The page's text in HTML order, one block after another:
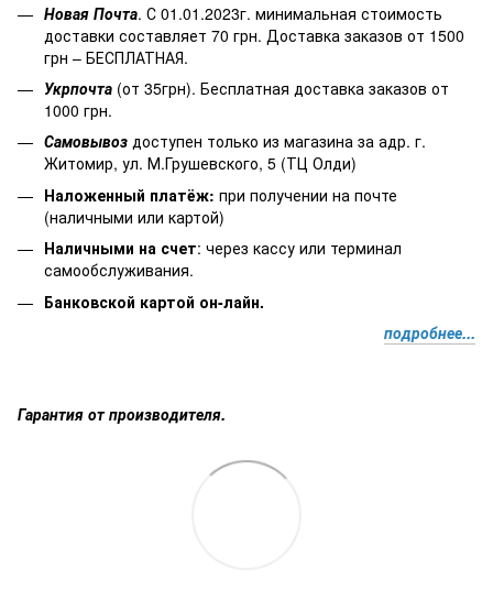
Новая Почта. С 01.01.2023г. минимальная стоимость
доставки составляет 70 грн. Доставка заказов от 1500
грн – БЕСПЛАТНАЯ.
Укрпочта (от 35грн). Бесплатная доставка заказов от
1000 грн.
Самовывоз доступен только из магазина за адр. г.
Житомир, ул. М.Грушевского, 5 (ТЦ Олди)
Наложенный платёж: при получении на почте
(наличными или картой)
Наличными на счет: через кассу или терминал
самообслуживания.
Банковской картой он-лайн.
подробнее...
Гарантия от производителя.